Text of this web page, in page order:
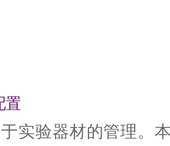
置
实验器材的管理。